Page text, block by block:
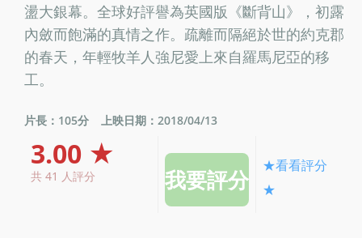
盪大銀幕。全球好評譽為英國版《斷背山》，初露
內斂而飽滿的真情之作。疏離而隔絕於世的約克郡
的春天，年輕牧羊人強尼愛上來自羅馬尼亞的移
工。
片長：105分 上映日期：2018/04/13
3.00 ★
共 41 人評分
★看看評分
★